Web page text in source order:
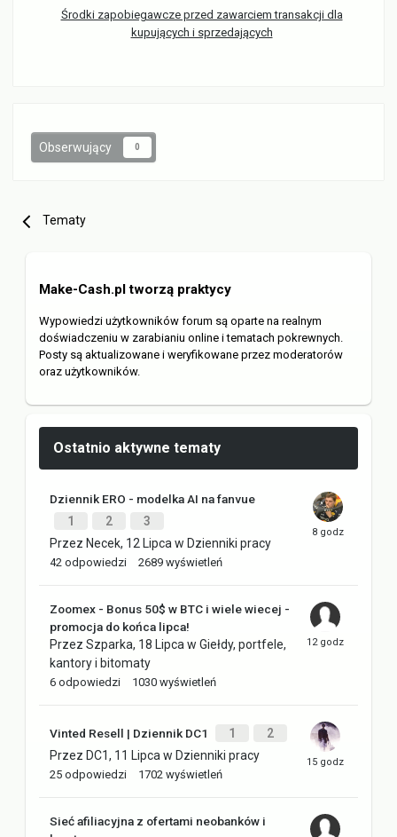
Środki zapobiegawcze przed zawarciem transakcji dla
kupujących i sprzedających
Obserwujący 0
Tematy
Make-Cash.pl tworzą praktycy
Wypowiedzi użytkowników forum są oparte na realnym
doświadczeniu w zarabianiu online i tematach pokrewnych.
Posty są aktualizowane i weryfikowane przez moderatorów
oraz użytkowników.
Ostatnio aktywne tematy
Dziennik ERO - modelka AI na fanvue
1
2
3
Przez Necek, 12 Lipca w Dzienniki pracy
42 odpowiedzi 2689 wyświetleń
Zoomex - Bonus 50$ w BTC i wiele wiecej -
promocja do końca lipca!
Przez Szparka, 18 Lipca w Giełdy, portfele,
kantory i bitomaty
6 odpowiedzi 1030 wyświetleń
Vinted Resell | Dziennik DC1 1
2
Przez DC1, 11 Lipca w Dzienniki pracy
25 odpowiedzi 1702 wyświetleń
Sieć afiliacyjna z ofertami neobanków i